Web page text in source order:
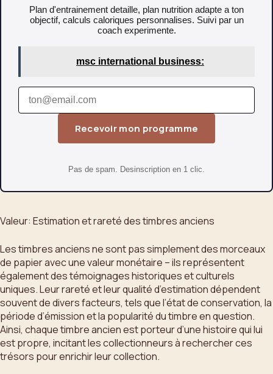
Plan d'entrainement detaille, plan nutrition adapte a ton
objectif, calculs caloriques personnalises. Suivi par un
coach experimente.
msc international business:
Recevoir mon programme
Pas de spam. Desinscription en 1 clic.
Valeur: Estimation et rareté des timbres anciens
Les timbres anciens ne sont pas simplement des morceaux
de papier avec une valeur monétaire – ils représentent
également des témoignages historiques et culturels
uniques. Leur rareté et leur qualité d’estimation dépendent
souvent de divers facteurs, tels que l’état de conservation, la
période d’émission et la popularité du timbre en question.
Ainsi, chaque timbre ancien est porteur d’une histoire qui lui
est propre, incitant les collectionneurs à rechercher ces
trésors pour enrichir leur collection.